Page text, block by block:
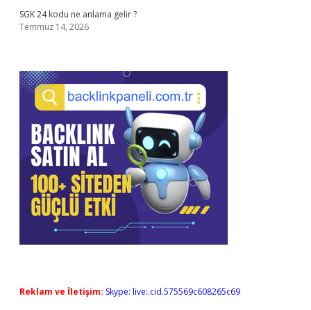
SGK 24 kodu ne anlama gelir ?
Temmuz 14, 2026
Reklam ve İletişim: Skype: live:.cid.575569c608265c69